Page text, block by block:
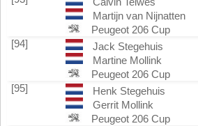
Martijn van Nijnatten
Peugeot 206 Cup
[94]
Jack Stegehuis
Martine Mollink
Peugeot 206 Cup
[95]
Henk Stegehuis
Gerrit Mollink
Peugeot 206 Cup